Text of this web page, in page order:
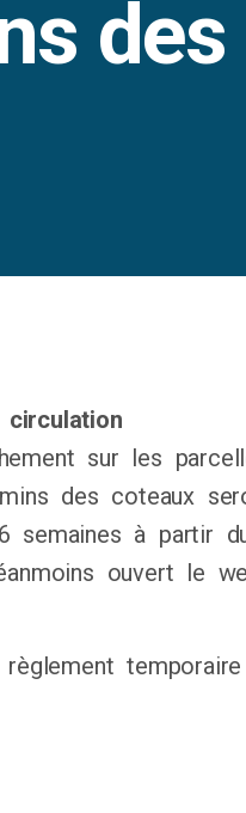
des
circulation
sur les
des coteaux
semaines à partir
ouvert le